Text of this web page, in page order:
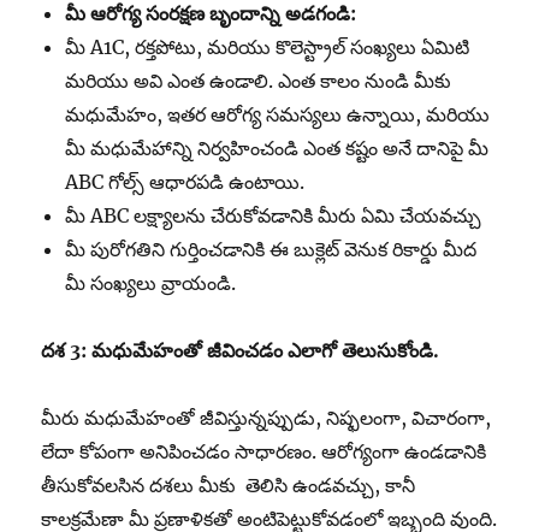
మీ ఆరోగ్య సంరక్షణ బృందాన్ని అడగండి:
మీ A1C, రక్తపోటు, మరియు కొలెస్ట్రాల్ సంఖ్యలు ఏమిటి
మరియు అవి ఎంత ఉండాలి. ఎంత కాలం నుండి మీకు
మధుమేహం, ఇతర ఆరోగ్య సమస్యలు ఉన్నాయి, మరియు
మీ మధుమేహాన్ని నిర్వహించండి ఎంత కష్టం అనే దానిపై మీ
ABC గోల్స్ ఆధారపడి ఉంటాయి.
మీ ABC లక్ష్యాలను చేరుకోవడానికి మీరు ఏమి చేయవచ్చు
మీ పురోగతిని గుర్తించడానికి ఈ బుక్లెట్ వెనుక రికార్డు మీద
మీ సంఖ్యలు వ్రాయండి.
దశ 3: మధుమేహంతో జీవించడం ఎలాగో తెలుసుకోండి.
మీరు మధుమేహంతో జీవిస్తున్నప్పుడు, నిష్ఫలంగా, విచారంగా,
లేదా కోపంగా అనిపించడం సాధారణం. ఆరోగ్యంగా ఉండడానికి
తీసుకోవలసిన దశలు మీకు తెలిసి ఉండవచ్చు, కానీ
కాలక్రమేణా మీ ప్రణాళికతో అంటిపెట్టుకోవడంలో ఇబ్బంది వుంది.